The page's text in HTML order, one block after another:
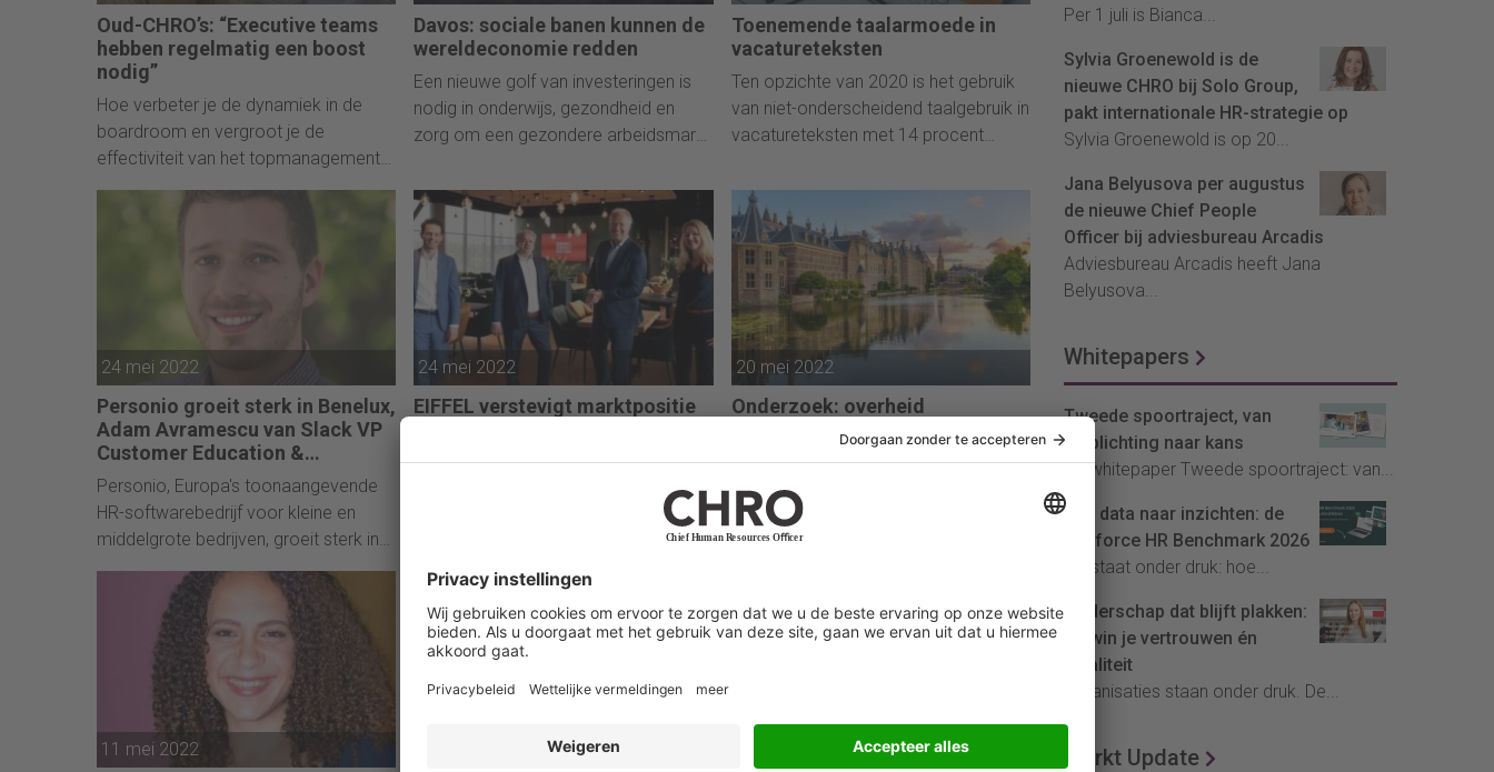
Oud-CHRO’s: “Executive teams
hebben regelmatig een boost
nodig”
Hoe verbeter je de dynamiek in de
boardroom en vergroot je de
effectiviteit van het topmanagement
en daarmee het succes van de hele
organisatie? Investeer als
zorg geregeld voor een boost, aldus
Davos: sociale banen kunnen de
wereldeconomie redden
Een nieuwe golf van investeringen is
nodig in onderwijs, gezondheid en
zorg om een gezondere arbeidsmarkt
pakken en de post-pandemische
wereldeconomie te ondersteunen. Dat
betoogt het World Economic Forum
(WEF).
Toenemende taalarmoede in
vacatureteksten
Ten opzichte van 2020 is het gebruik
van niet-onderscheidend taalgebruik in
vacatureteksten met 14 procent
Indeed.
24 mei 2022
Personio groeit sterk in Benelux,
Adam Avramescu van Slack VP
Customer Education &
Engagement
Personio, Europa's toonaangevende
HR-softwarebedrijf voor kleine en
middelgrote bedrijven, groeit sterk in
de Benelux en breidt het team uit met
senior leden, zoals Adam Avramescu,
voorheen Director Enterprise
Customer Learning & Enablement bij
24 mei 2022
EIFFEL verstevigt marktpositie
De zakelijk dienstverlener versterkt
wederom haar dienstenaanbod in het
20 mei 2022
Onderzoek: overheid
aantrekkelijk voor hr-
Hr-professionals vinden de
rijksoverheid en de
provinciale/gemeentelijke overheid de
11 mei 2022
Per 1 juli is Bianca...
Sylvia Groenewold is de
nieuwe CHRO bij Solo Group,
pakt internationale HR-strategie op
Sylvia Groenewold is op 20...
Jana Belyusova per augustus
de nieuwe Chief People
Officer bij adviesbureau Arcadis
Adviesbureau Arcadis heeft Jana
Belyusova...
Whitepapers
Tweede spoortraject, van
verplichting naar kans
De whitepaper Tweede spoortraject: van...
Van data naar inzichten: de
Youforce HR Benchmark 2026
HR staat onder druk: hoe...
Leiderschap dat blijft plakken:
zo win je vertrouwen én
loyaliteit
Organisaties staan onder druk. De...
Markt Update